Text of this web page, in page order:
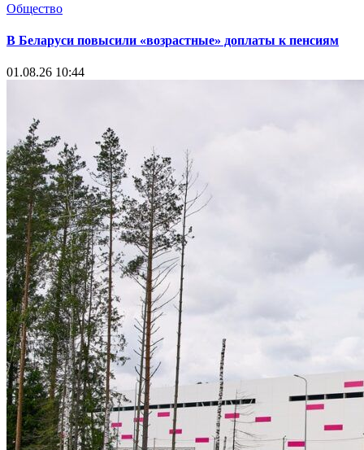
Общество
В Беларуси повысили «возрастные» доплаты к пенсиям
01.08.26 10:44